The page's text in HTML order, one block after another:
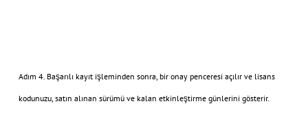
Adım 4. Başarılı kayıt işleminden sonra, bir onay penceresi açılır ve lisans
kodunuzu, satın alınan sürümü ve kalan etkinleştirme günlerini gösterir.